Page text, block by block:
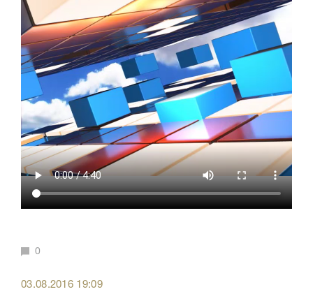
0
03.08.2016 19:09